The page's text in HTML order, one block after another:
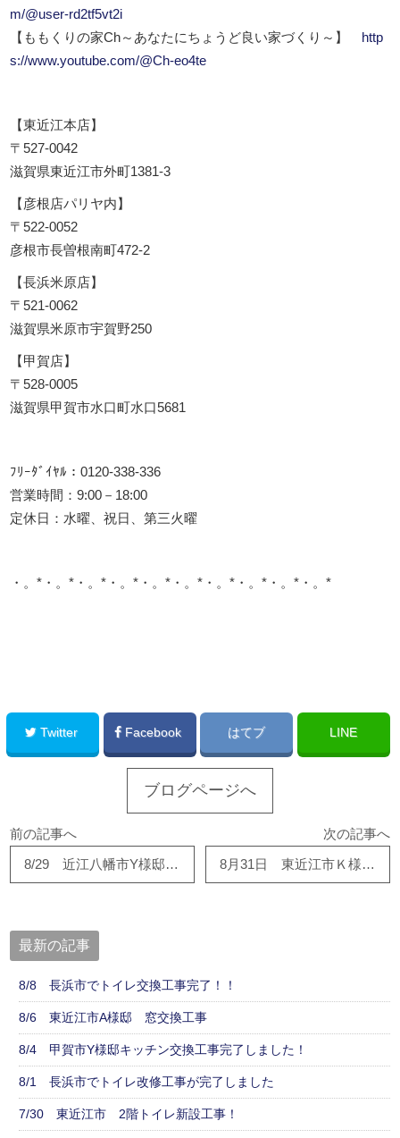
m/@user-rd2tf5vt2i
【ももくりの家Ch～あなたにちょうど良い家づくり～】
http
s://www.youtube.com/@Ch-eo4te
【東近江本店】
〒527-0042
滋賀県東近江市外町1381-3
【彦根店パリヤ内】
〒522-0052
彦根市長曽根南町472-2
【長浜米原店】
〒521-0062
滋賀県米原市宇賀野250
【甲賀店】
〒528-0005
滋賀県甲賀市水口町水口5681
ﾌﾘｰﾀﾞｲﾔﾙ：0120-338-336
営業時間：9:00－18:00
定休日：水曜、祝日、第三火曜
・。*・。*・。*・。*・。*・。*・。*・。*・。*・。*
Twitter Facebook はてブ LINE
ブログページへ
前の記事へ
8/29 近江八幡市Y様邸 クロス施工完了です！
次の記事へ
8月31日 東近江市Ｋ様邸で塗装工事が完了しました！！
最新の記事
8/8 長浜市でトイレ交換工事完了！！
8/6 東近江市A様邸 窓交換工事
8/4 甲賀市Y様邸キッチン交換工事完了しました！
8/1 長浜市でトイレ改修工事が完了しました
7/30 東近江市 2階トイレ新設工事！